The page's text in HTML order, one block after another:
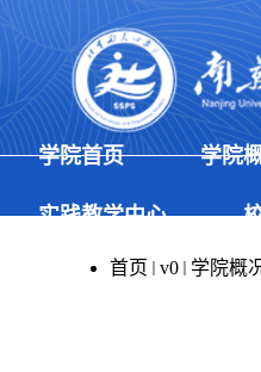
学院首页 学院
实践教学中心
首页 v0 学院概